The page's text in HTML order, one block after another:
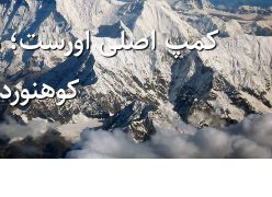
کمپ اصلی اورست؛